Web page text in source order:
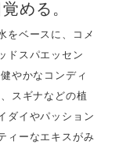
める。
をベースに、コメ
ドスパエッセン
やかなコンディ
スギナなどの植
ダイやパッション
ィーなエキスがみ